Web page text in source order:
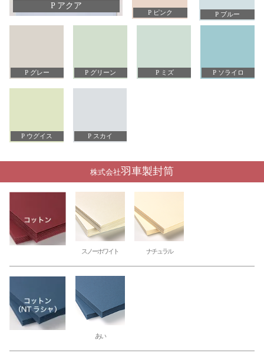
P アクア
P ピンク P ブルー
P グレー P グリーン P ミズ P ソライロ
P ウグイス P スカイ
株式会社羽車製封筒
スノーホワイト ナチュラル
あい